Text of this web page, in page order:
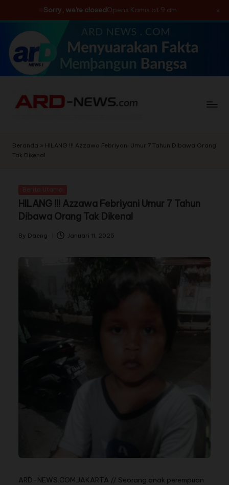
Sorry, we're closedOpens Kamis at 9 am ×
Skip
content
Beranda » HILANG !!! Azzawa Febriyani Umur 7 Tahun Dibawa Orang
Tak Dikenal
HILANG !!! Azzawa Febriyani Umur 7 Tahun
Dibawa Orang Tak Dikenal
By Daeng Januari 11, 2025
ARD-NEWS.COM.JAKARTA // Seorang anak perempuan